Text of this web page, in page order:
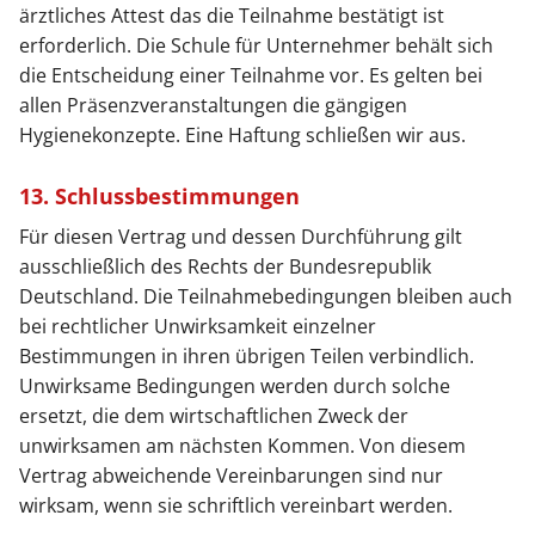
ärztliches Attest das die Teilnahme bestätigt ist
erforderlich. Die Schule für Unternehmer behält sich
die Entscheidung einer Teilnahme vor. Es gelten bei
allen Präsenzveranstaltungen die gängigen
Hygienekonzepte. Eine Haftung schließen wir aus.
13. Schlussbestimmungen
Für diesen Vertrag und dessen Durchführung gilt
ausschließlich des Rechts der Bundesrepublik
Deutschland. Die Teilnahmebedingungen bleiben auch
bei rechtlicher Unwirksamkeit einzelner
Bestimmungen in ihren übrigen Teilen verbindlich.
Unwirksame Bedingungen werden durch solche
ersetzt, die dem wirtschaftlichen Zweck der
unwirksamen am nächsten Kommen. Von diesem
Vertrag abweichende Vereinbarungen sind nur
wirksam, wenn sie schriftlich vereinbart werden.